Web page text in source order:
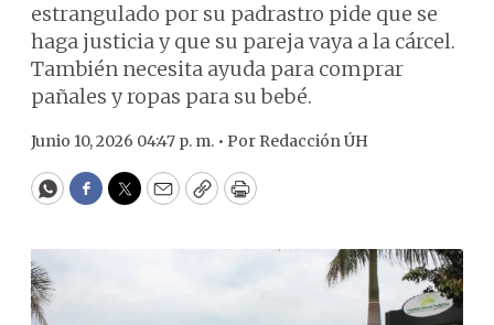
estrangulado por su padrastro pide que se
haga justicia y que su pareja vaya a la cárcel.
También necesita ayuda para comprar
pañales y ropas para su bebé.
Junio 10, 2026 04:47 p. m. • Por Redacción ÚH
WhatsApp
Facebook
Twitter
EmailCopyPrint